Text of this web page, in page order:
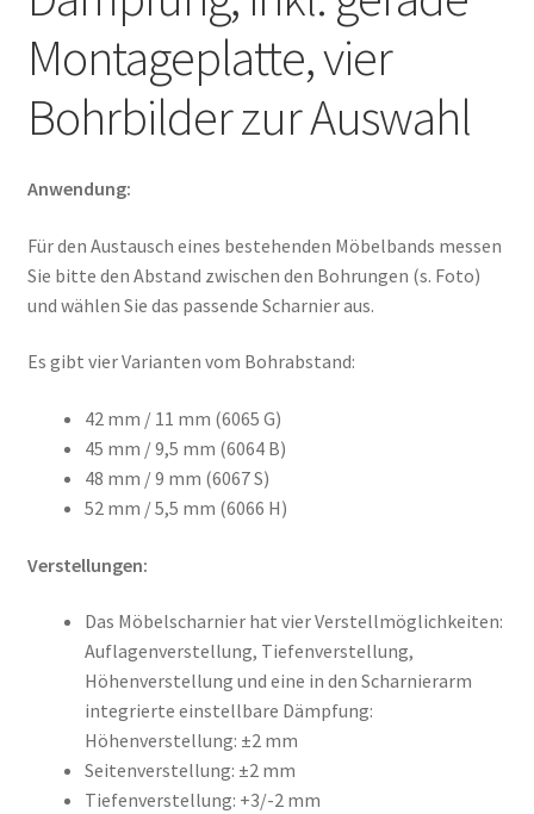
Montageplatte, vier
Bohrbilder zur Auswahl
Anwendung:
Für den Austausch eines bestehenden Möbelbands messen
Sie bitte den Abstand zwischen den Bohrungen (s. Foto)
und wählen Sie das passende Scharnier aus.
Es gibt vier Varianten vom Bohrabstand:
42 mm / 11 mm (6065 G)
45 mm / 9,5 mm (6064 B)
48 mm / 9 mm (6067 S)
52 mm / 5,5 mm (6066 H)
Verstellungen:
Das Möbelscharnier hat vier Verstellmöglichkeiten:
Auflagenverstellung, Tiefenverstellung,
Höhenverstellung und eine in den Scharnierarm
integrierte einstellbare Dämpfung:
Höhenverstellung: ±2 mm
Seitenverstellung: ±2 mm
Tiefenverstellung: +3/-2 mm